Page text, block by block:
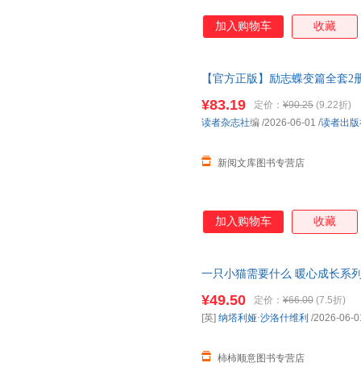
加入购物车 收藏
【官方正版】励志蝶变篇全套2
¥83.19 定价： ¥90.25 (9.22折)
新阅文库图书专营店
读者杂志社编 /2026-06-01 /读者出
加入购物车 收藏
一只小猫需要什么 暖心成长系
¥49.50 定价： ¥66.00 (7.5折)
柿柿顺意图书专营店
[英] 纳塔利娅·沙洛什维利 /2026-06-